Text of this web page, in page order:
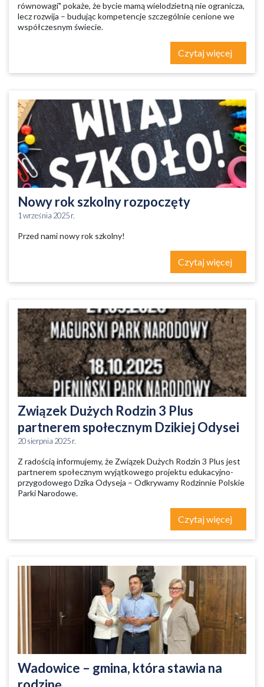
równowagi" pokaże, że bycie mamą wielodzietną nie ogranicza,
lecz rozwija – budując kompetencje szczególnie cenione we
współczesnym świecie.
Czytaj więcej
Nowy rok szkolny rozpoczęty
1 września 2025 r.
Przed nami nowy rok szkolny!
Czytaj więcej
Związek Dużych Rodzin 3 Plus
partnerem społecznym Dzikiej Odysei
20 sierpnia 2025 r.
Z radością informujemy, że Związek Dużych Rodzin 3 Plus jest
partnerem społecznym wyjątkowego projektu edukacyjno-
przygodowego Dzika Odyseja – Odkrywamy Rodzinnie Polskie
Parki Narodowe.
Czytaj więcej
Wadowice – gmina, która stawia na